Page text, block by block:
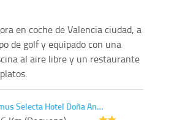
en coche de Valencia ciudad, a
de golf y equipado con una
al aire libre y un restaurante
Selecta Hotel Doña An…